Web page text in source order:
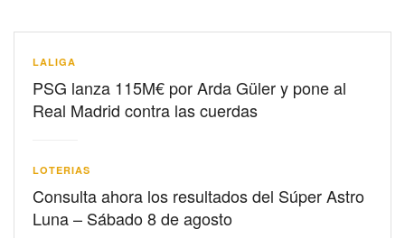
LALIGA
PSG lanza 115M€ por Arda Güler y pone al
Real Madrid contra las cuerdas
LOTERIAS
Consulta ahora los resultados del Súper Astro
Luna – Sábado 8 de agosto